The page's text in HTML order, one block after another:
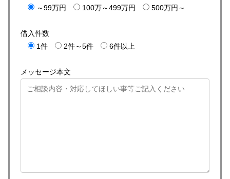
～99万円
100万～499万円 500万円～
借入件数
1件
2件～5件 6件以上
メッセージ本文